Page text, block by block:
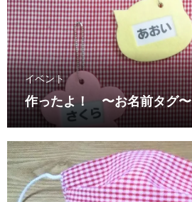
イベント
作ったよ！ 〜お名前タグ〜